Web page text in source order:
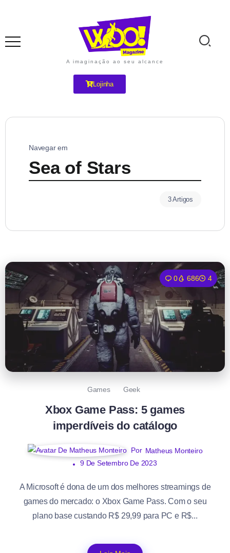
A imaginação ao seu alcance
Lojinha
Navegar em
Sea of Stars
3 Artigos
0 686 4
Games Geek
Xbox Game Pass: 5 games
imperdíveis do catálogo
Por Matheus Monteiro
9 De Setembro De 2023
A Microsoft é dona de um dos melhores streamings de
games do mercado: o Xbox Game Pass. Com o seu
plano base custando R$ 29,99 para PC e R$...